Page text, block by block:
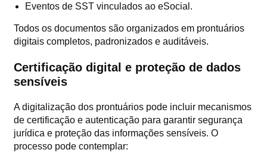
Eventos de SST vinculados ao eSocial.
Todos os documentos são organizados em prontuários
digitais completos, padronizados e auditáveis.
Certificação digital e proteção de dados
sensíveis
A digitalização dos prontuários pode incluir mecanismos
de certificação e autenticação para garantir segurança
jurídica e proteção das informações sensíveis. O
processo pode contemplar: